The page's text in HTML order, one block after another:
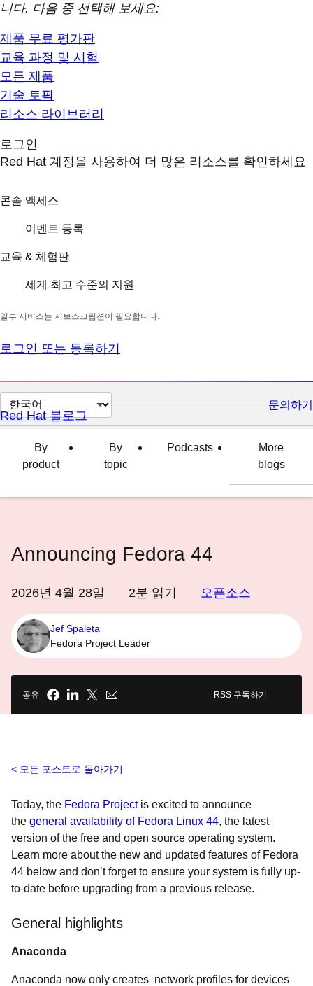
니다. 다음 중 선택해 보세요:
제품 무료 평가판
교육 과정 및 시험
모든 제품
기술 토픽
리소스 라이브러리
로그인
Red Hat 계정을 사용하여 더 많은 리소스를 확인하세요
콘솔 액세스
이벤트 등록
교육 & 체험판
세계 최고 수준의 지원
일부 서비스는 서브스크립션이 필요합니다.
로그인 또는 등록하기
페
이
변
문의하기
Red Hat 블로그
By
product
By
topic
Podcasts
More
blogs
Announcing Fedora 44
2026년 4월 28일 2분 읽기 오픈소스
Jef Spaleta
Fedora Project Leader
공유 RSS 구독하기
모든 포스트로 돌아가기
Today, the Fedora Projectis excited to announce
the general availability of Fedora Linux 44, the latest
version of the free and open source operating system.
Learn more about the new and updated features of Fedora
44 below and don’t forget to ensure your system is fully up-
to-date before upgrading from a previous release.
General highlights
Anaconda
Anaconda now only creates network profiles for devices